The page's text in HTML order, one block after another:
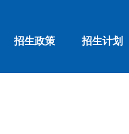
招生政策 招生计划